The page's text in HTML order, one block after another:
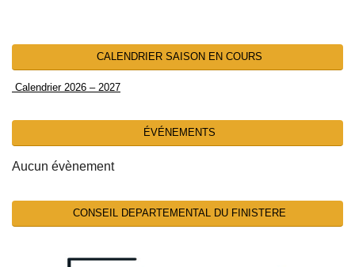
CALENDRIER SAISON EN COURS
Calendrier 2026 – 2027
ÉVÉNEMENTS
Aucun évènement
CONSEIL DEPARTEMENTAL DU FINISTERE